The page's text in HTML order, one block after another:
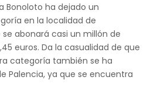
Bonoloto ha dejado un
en la localidad de
abonará casi un millón de
euros. Da la casualidad de que
categoría también se ha
Palencia, ya que se encuentra